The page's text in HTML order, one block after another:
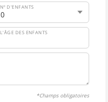
Nº D'ENFANTS
L'ÂGE DES ENFANTS
*Champs obligatoires